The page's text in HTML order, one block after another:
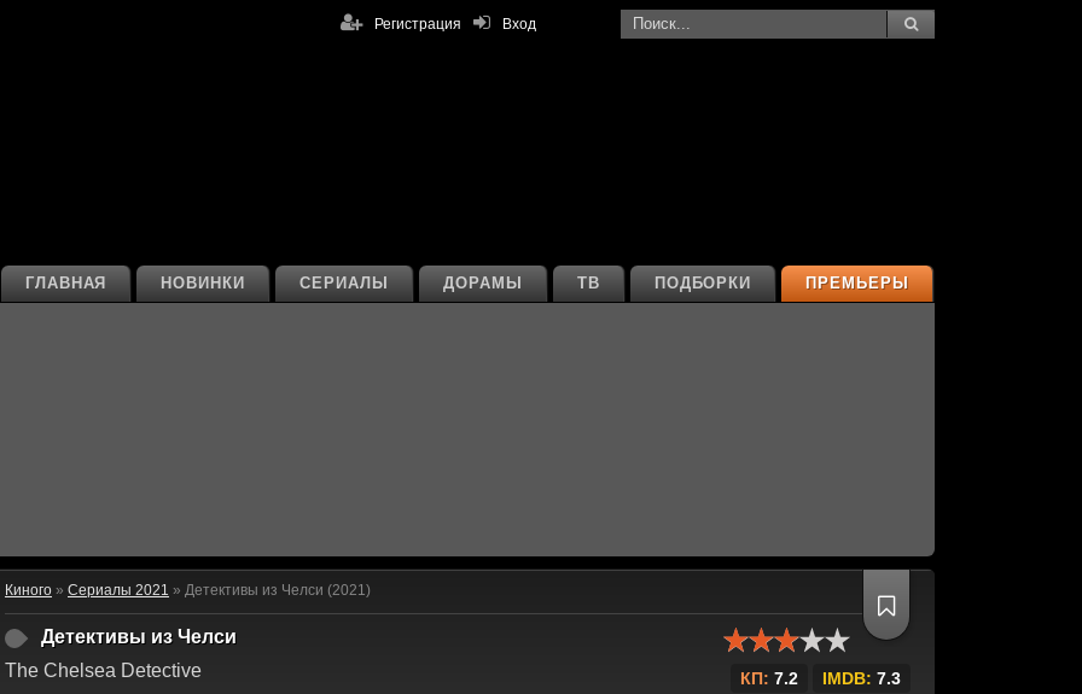
Вход
Регистрация
ПРЕМЬЕРЫ
ПОДБОРКИ
ТВ
ДОРАМЫ
СЕРИАЛЫ
НОВИНКИ
ГЛАВНАЯ
Киного » Сериалы 2021 » Детективы из Челси (2021)
Детективы из Челси
The Chelsea Detective
КП: 7.2 IMDB: 7.3